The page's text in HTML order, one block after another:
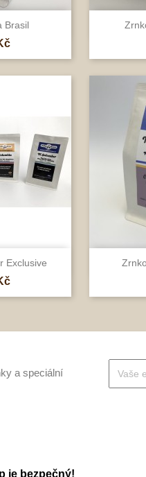
Brasil
Exclusive 
a speciální
je bezpečný!